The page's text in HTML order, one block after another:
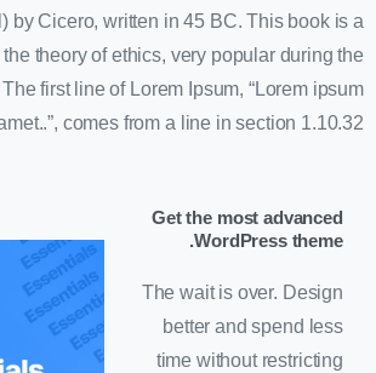
by Cicero, written in 45 BC. This book is a
theory of ethics, very popular during the
first line of Lorem Ipsum, “Lorem ipsum
comes from a line in section 1.10.32.
Get the most advanced
WordPress theme.
The wait is over. Design
better and spend less
time without restricting